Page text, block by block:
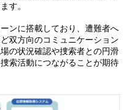
す。
ンに搭載しており、遭難者へ
双方向のコミュニケーション
の状況確認や捜索者との円滑
索活動につながることが期待